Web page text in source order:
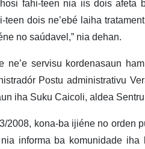
fahi-teen nia iis dois afeta
dois ne’ebé laiha
no saúdavel,” nia dehan.
ne’e servisu kordenasaun
Postu administrativu
iha Suku Caicoli, aldea
2008, kona-ba ijiéne no orden
informa ba komunidade